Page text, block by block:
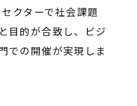
クターで社会課題
目的が合致し、ビジ
での開催が実現しま